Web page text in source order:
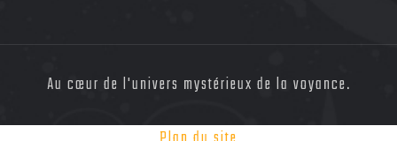
Au cœur de l'univers mystérieux de la voyance.